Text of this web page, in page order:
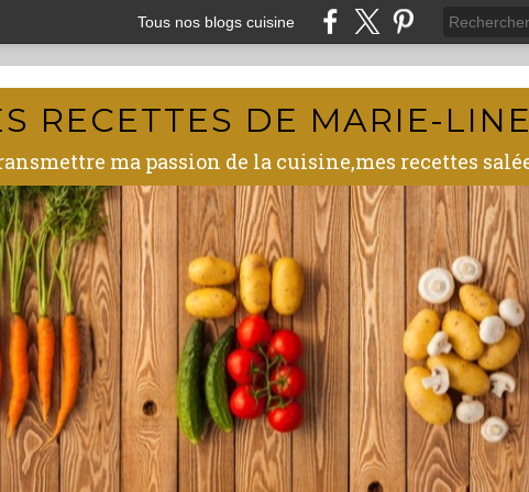
Tous nos blogs cuisine
RECETTES DE MARIE-LINE